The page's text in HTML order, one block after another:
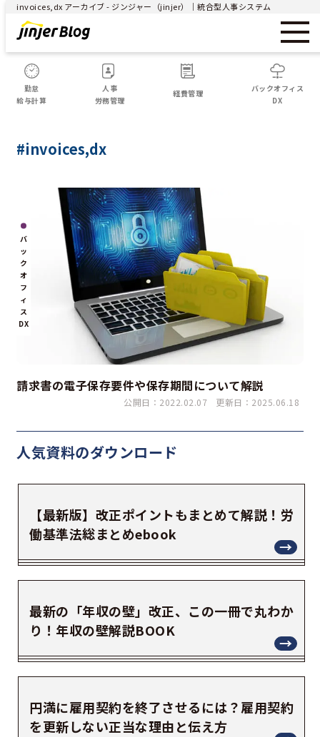
invoices,dx アーカイブ - ジンジャー（jinjer）｜統合型人事システム
勤怠
給与計算
人事
労務管理
経費管理
バックオフィス
DX
#invoices,dx
バ
ッ
ク
オ
フ
ィ
ス
DX
請求書の電子保存要件や保存期間について解説
公開日：2022.02.07 更新日：2025.06.18
人気資料のダウンロード
【最新版】改正ポイントもまとめて解説！労
働基準法総まとめebook
最新の「年収の壁」改正、この一冊で丸わか
り！年収の壁解説BOOK
円満に雇用契約を終了させるには？雇用契約
を更新しない正当な理由と伝え方